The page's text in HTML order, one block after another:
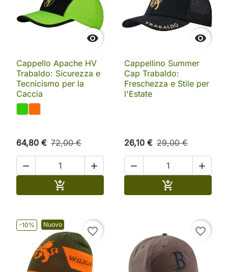

Cappello Apache HV
Trabaldo: Sicurezza e
Tecnicismo per la
Caccia
64,80 € 72,00 €
 


Cappellino Summer
Cap Trabaldo:
Freschezza e Stile per
l'Estate
26,10 € 29,00 €
 

-10% Nuovo
favorite_border favorite_border